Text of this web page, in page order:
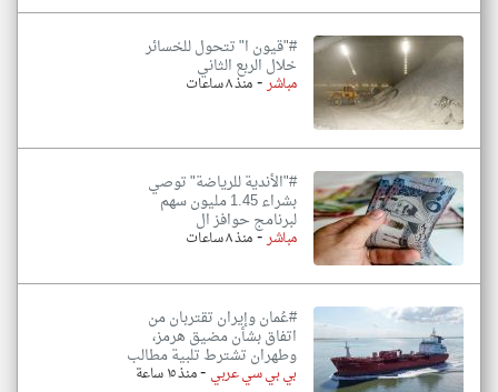
#"قيون ا" تتحول للخسائر
خلال الربع الثاني
مباشر-منذ ٨ ساعات
#"الأندية للرياضة" توصي
بشراء 1.45 مليون سهم
لبرنامج حوافز ال
مباشر-منذ ٨ ساعات
#عُمان وإيران تقتربان من
اتفاق بشأن مضيق هرمز،
وطهران تشترط تلبية مطالب
بي بي سي عربي -منذ ١٥ ساعة